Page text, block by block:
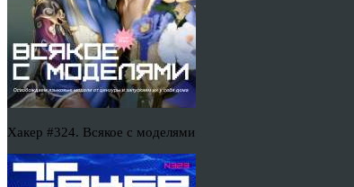
Хакер #324. Всякое с моделями